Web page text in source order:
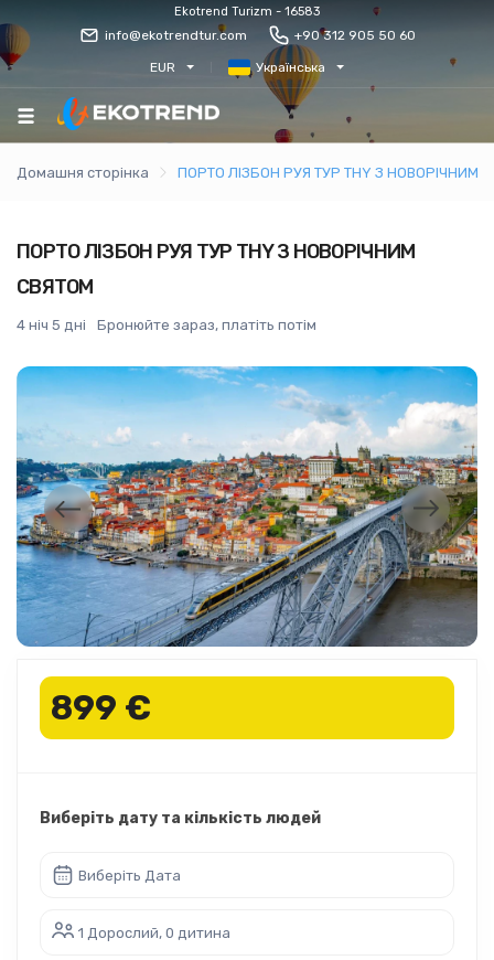
Ekotrend Turizm - 16583
info@ekotrendtur.com +90 312 905 50 60
EUR Українська
Домашня сторінка ПОРТО ЛІЗБОН РУЯ ТУР THY З НОВОРІЧНИМ
ПОРТО ЛІЗБОН РУЯ ТУР THY З НОВОРІЧНИМ
СВЯТОМ
4 ніч 5 дні Бронюйте зараз, платіть потім
899 €
Виберіть дату та кількість людей
Виберіть Дата
1 Дорослий, 0 дитина